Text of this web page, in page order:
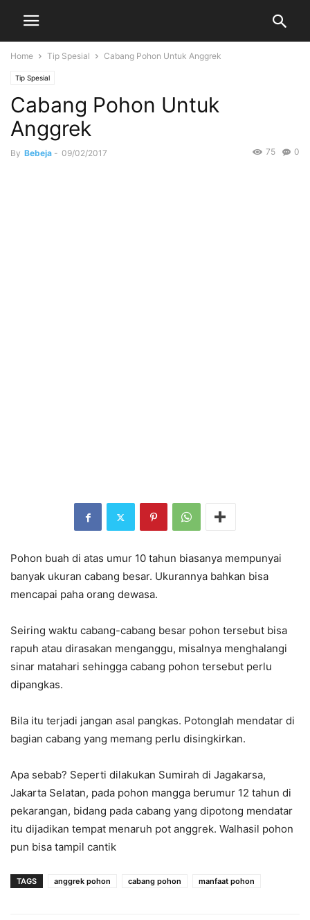
Home Tip Spesial Cabang Pohon Untuk Anggrek
Tip Spesial
Cabang Pohon Untuk
Anggrek
By Bebeja - 09/02/2017 0
75
Pohon buah di atas umur 10 tahun biasanya mempunyai
banyak ukuran cabang besar. Ukurannya bahkan bisa
mencapai paha orang dewasa.
Seiring waktu cabang-cabang besar pohon tersebut bisa
rapuh atau dirasakan menganggu, misalnya menghalangi
sinar matahari sehingga cabang pohon tersebut perlu
dipangkas.
Bila itu terjadi jangan asal pangkas. Potonglah mendatar di
bagian cabang yang memang perlu disingkirkan.
Apa sebab? Seperti dilakukan Sumirah di Jagakarsa,
Jakarta Selatan, pada pohon mangga berumur 12 tahun di
pekarangan, bidang pada cabang yang dipotong mendatar
itu dijadikan tempat menaruh pot anggrek. Walhasil pohon
pun bisa tampil cantik
TAGS anggrek pohon cabang pohon manfaat pohon